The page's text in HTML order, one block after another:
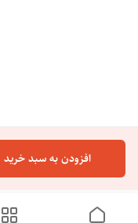
افزودن به سبد خرید